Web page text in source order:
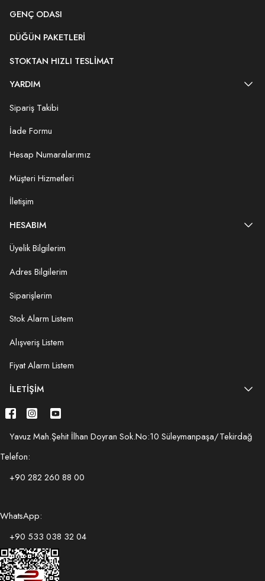
GENÇ ODASI
DÜĞÜN PAKETLERI
STOKTAN HIZLI TESLIMAT
YARDIM
Sipariş Takibi
İade Formu
Hesap Numaralarımız
Müşteri Hizmetleri
İletişim
HESABIM
Üyelik Bilgilerim
Adres Bilgilerim
Siparişlerim
Stok Alarm Listem
Alışveriş Listem
Fiyat Alarm Listem
İLETIŞIM
Yavuz Mah.Şehit İlhan Doyran Sok.No:10 Süleymanpaşa/Tekirdağ
Telefon:
+90 282 260 88 00
WhatsApp:
+90 533 038 32 04